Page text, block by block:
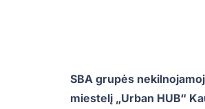
SBA grupės
miestelį „Urban HUB“